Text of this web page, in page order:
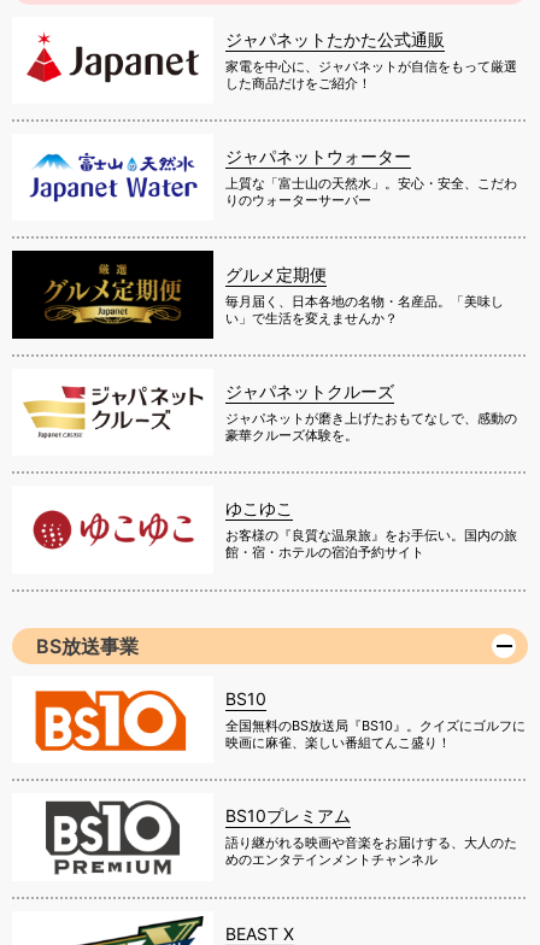
ジャパネットたかた公式通販
家電を中心に、ジャパネットが自信をもって厳選
した商品だけをご紹介！
ジャパネットウォーター
上質な「富士山の天然水」。安心・安全、こだわ
りのウォーターサーバー
グルメ定期便
毎月届く、日本各地の名物・名産品。「美味し
い」で生活を変えませんか？
ジャパネットクルーズ
ジャパネットが磨き上げたおもてなしで、感動の
豪華クルーズ体験を。
ゆこゆこ
お客様の『良質な温泉旅』をお手伝い。国内の旅
館・宿・ホテルの宿泊予約サイト
BS放送事業
BS10
全国無料のBS放送局『BS10』。クイズにゴルフに
映画に麻雀、楽しい番組てんこ盛り！
BS10プレミアム
語り継がれる映画や音楽をお届けする、大人のた
めのエンタテインメントチャンネル
BEAST X